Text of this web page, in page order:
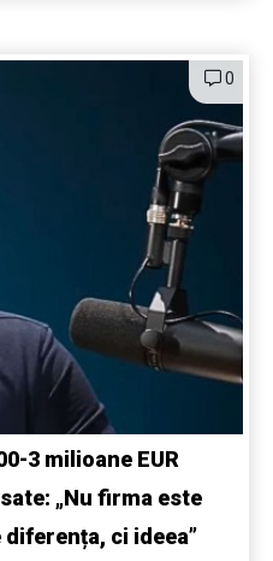
0
3 milioane EUR
„Nu firma este
ci ideea”